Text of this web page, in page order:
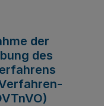
der
des